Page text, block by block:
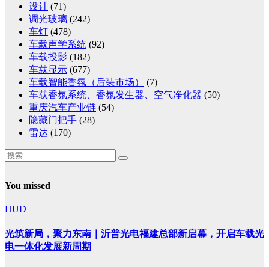
设计 (71)
调光玻璃 (242)
车灯 (478)
车载声学系统 (92)
车载投影 (182)
车载显示 (677)
车载智能香氛（后装市场）
(7)
车载香氛系统、香氛发生器、空气净化器 (50)
重庆汽车产业链 (54)
隐藏门把手 (28)
雷达 (170)
You missed
HUD
光筑新局，聚力东南｜沂普光电福建总部新启幕，开启车载光
电一体化发展新周期